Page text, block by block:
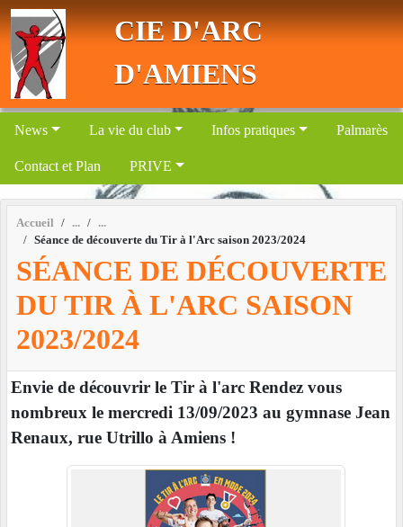
CIE D'ARC
D'AMIENS
News La vie du club Infos pratiques Palmarès
Contact et Plan PRIVE
Accueil
Séance de découverte du Tir à l'Arc saison 2023/2024
SÉANCE DE DÉCOUVERTE
DU TIR À L'ARC SAISON
2023/2024
Envie de découvrir le Tir à l'arc Rendez vous
nombreux le mercredi 13/09/2023 au gymnase Jean
Renaux, rue Utrillo à Amiens !
Panneau de gestion des cookies